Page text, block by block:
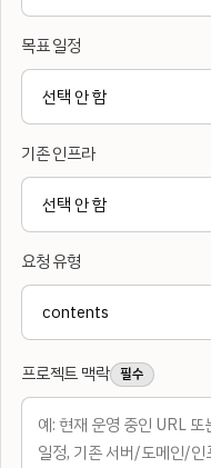
목표 일정
기존 인프라
요청 유형
프로젝트 맥락 필수